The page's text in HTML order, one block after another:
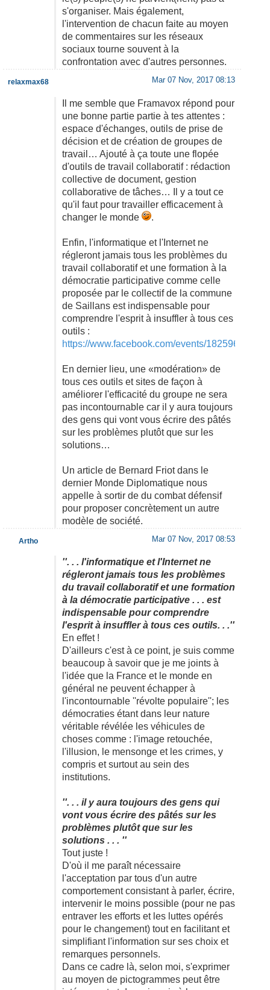
s'organiser. Mais également,
l'intervention de chacun faite au moyen
de commentaires sur les réseaux
sociaux tourne souvent à la
confrontation avec d'autres personnes.
Mar 07 Nov, 2017 08:13
Il me semble que Framavox répond pour
une bonne partie partie à tes attentes :
espace d'échanges, outils de prise de
décision et de création de groupes de
travail… Ajouté à ça toute une flopée
d'outils de travail collaboratif : rédaction
collective de document, gestion
collaborative de tâches… Il y a tout ce
qu'il faut pour travailler efficacement à
changer le monde
.
Enfin, l'informatique et l'Internet ne
régleront jamais tous les problèmes du
travail collaboratif et une formation à la
démocratie participative comme celle
proposée par le collectif de la commune
de Saillans est indispensable pour
comprendre l'esprit à insuffler à tous ces
outils :
https://www.facebook.com/events/
En dernier lieu, une «modération» de
tous ces outils et sites de façon à
améliorer l'efficacité du groupe ne sera
pas incontournable car il y aura toujours
des gens qui vont vous écrire des pâtés
sur les problèmes plutôt que sur les
solutions…
Un article de Bernard Friot dans le
dernier Monde Diplomatique nous
appelle à sortir de du combat défensif
pour proposer concrètement un autre
modèle de société.
relaxmax68
Mar 07 Nov, 2017 08:53
''. . . l'informatique et l'Internet ne
régleront jamais tous les problèmes
du travail collaboratif et une formation
à la démocratie participative . . . est
indispensable pour comprendre
l'esprit à insuffler à tous ces outils. . .''
En effet !
D'ailleurs c'est à ce point, je suis comme
beaucoup à savoir que je me joints à
l'idée que la France et le monde en
général ne peuvent échapper à
l'incontournable ''révolte populaire''; les
démocraties étant dans leur nature
véritable révélée les véhicules de
choses comme : l'image retouchée,
l'illusion, le mensonge et les crimes, y
compris et surtout au sein des
institutions.
''. . . il y aura toujours des gens qui
vont vous écrire des pâtés sur les
problèmes plutôt que sur les
solutions . . . ''
Tout juste !
D'où il me paraît nécessaire
l'acceptation par tous d'un autre
comportement consistant à parler, écrire,
intervenir le moins possible (pour ne pas
entraver les efforts et les luttes opérés
pour le changement) tout en facilitant et
simplifiant l'information sur ses choix et
remarques personnels.
Dans ce cadre là, selon moi, s'exprimer
au moyen de pictogrammes peut être
Artho